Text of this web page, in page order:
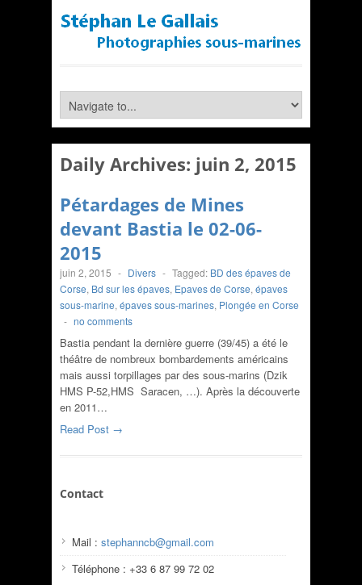
Daily Archives: juin 2, 2015
Pétardages de Mines
devant Bastia le 02-06-
2015
juin 2, 2015 - Divers - Tagged: BD des épaves de
Corse, Bd sur les épaves, Epaves de Corse, épaves
sous-marine, épaves sous-marines, Plongée en Corse
- no comments
Bastia pendant la dernière guerre (39/45) a été le
théâtre de nombreux bombardements américains
mais aussi torpillages par des sous-marins (Dzik
HMS P-52,HMS Saracen, …). Après la découverte
en 2011…
Read Post →
Contact
Mail : stephanncb@gmail.com
Téléphone : +33 6 87 99 72 02